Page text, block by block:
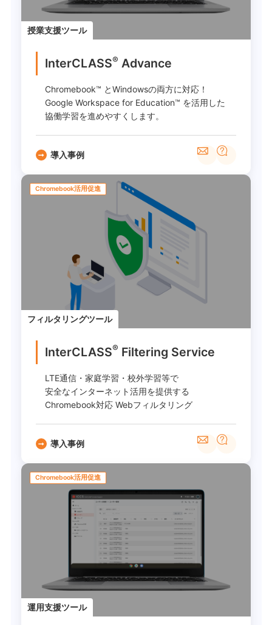
授業支援ツール
InterCLASS® Advance
Chromebook™ とWindowsの両方に対応！
Google Workspace for Education™ を活用した
協働学習を進めやすくします。
導入事例
Chromebook活用促進
フィルタリングツール
InterCLASS® ︎ Filtering Service
LTE通信・家庭学習・校外学習等で
安全なインターネット活用を提供する
Chromebook対応 Webフィルタリング
導入事例
Chromebook活用促進
運用支援ツール